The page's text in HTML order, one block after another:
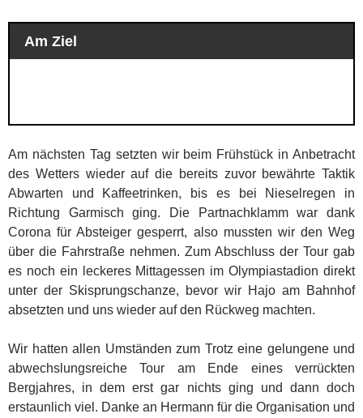
Am Ziel
Am nächsten Tag setzten wir beim Frühstück in Anbetracht
des Wetters wieder auf die bereits zuvor bewährte Taktik
Abwarten und Kaffeetrinken, bis es bei Nieselregen in
Richtung Garmisch ging. Die Partnachklamm war dank
Corona für Absteiger gesperrt, also mussten wir den Weg
über die Fahrstraße nehmen. Zum Abschluss der Tour gab
es noch ein leckeres Mittagessen im Olympiastadion direkt
unter der Skisprungschanze, bevor wir Hajo am Bahnhof
absetzten und uns wieder auf den Rückweg machten.
Wir hatten allen Umständen zum Trotz eine gelungene und
abwechslungsreiche Tour am Ende eines verrückten
Bergjahres, in dem erst gar nichts ging und dann doch
erstaunlich viel. Danke an Hermann für die Organisation und